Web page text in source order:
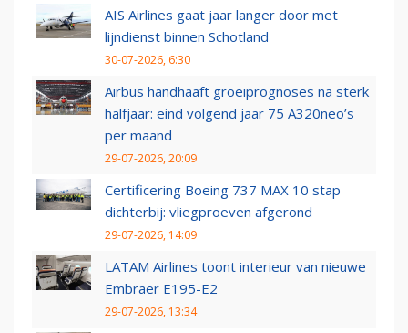
AIS Airlines gaat jaar langer door met
lijndienst binnen Schotland
30-07-2026, 6:30
Airbus handhaaft groeiprognoses na sterk
halfjaar: eind volgend jaar 75 A320neo’s
per maand
29-07-2026, 20:09
Certificering Boeing 737 MAX 10 stap
dichterbij: vliegproeven afgerond
29-07-2026, 14:09
LATAM Airlines toont interieur van nieuwe
Embraer E195-E2
29-07-2026, 13:34